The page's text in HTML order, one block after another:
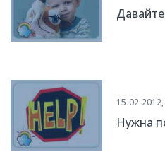
15-02-
Нужна